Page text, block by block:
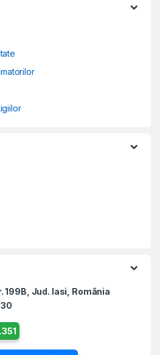
199B, Jud. Iasi, România